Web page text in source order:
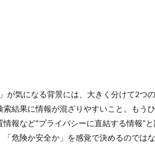
が気になる背景には、大きく分けて2つ
結果に情報が混ざりやすいこと。もう
情報など“プライバシーに直結する情報”と
危険か安全か」を感覚で決めるのでは